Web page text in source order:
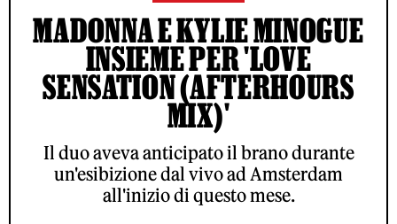
MADONNA E KYLIE MINOGUE
INSIEME PER 'LOVE
SENSATION (AFTERHOURS
MIX)'
Il duo aveva anticipato il brano durante
un'esibizione dal vivo ad Amsterdam
all'inizio di questo mese.